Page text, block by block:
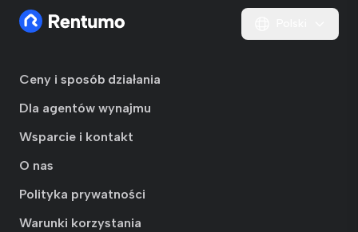
Ceny i sposób działania
Dla agentów wynajmu
Wsparcie i kontakt
O nas
Polityka prywatności
Warunki korzystania